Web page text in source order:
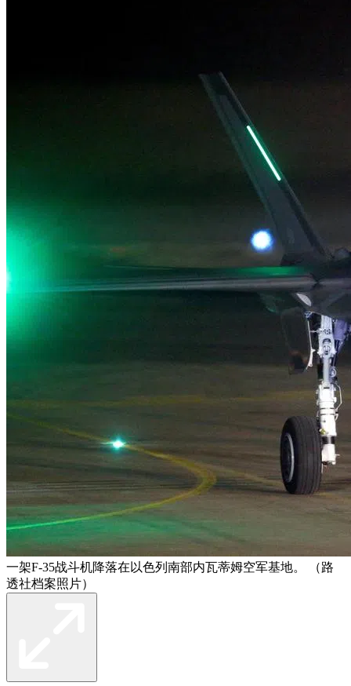
一架F-35战斗机降落在以色列南部内瓦蒂姆空军基地。 （路
透社档案照片）